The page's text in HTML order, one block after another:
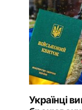
Українці